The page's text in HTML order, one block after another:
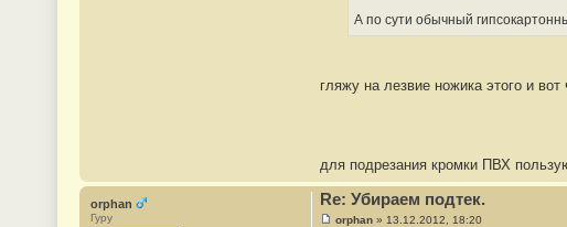
А по сути обычный
гляжу на лезвие ножика этого и
для подрезания кромки ПВХ
orphan
Гуру
Re: Убираем подтек.
orphan » 13.12.2012, 18:20